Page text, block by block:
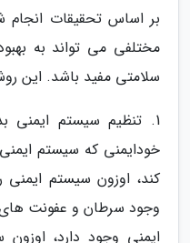
بر اساس تحقیقات
مختلفی می تواند به
سلامتی مفید باشد. این
1. تنظیم سیستم ایمنی
خودایمنی که سیستم
کند، اوزون سیستم ایمنی
وجود سرطان و عفونت های
ایمنی وجود دارد،